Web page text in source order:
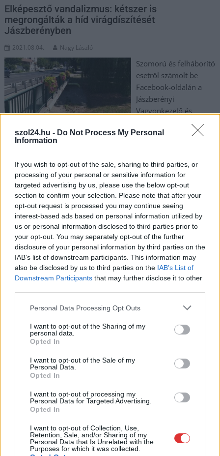
szol24.hu - Do Not Process My Personal
Information
If you wish to opt-out of the sale, sharing to third parties, or
processing of your personal or sensitive information for
targeted advertising by us, please use the below opt-out
section to confirm your selection. Please note that after your
opt-out request is processed you may continue seeing
interest-based ads based on personal information utilized by
us or personal information disclosed to third parties prior to
your opt-out. You may separately opt-out of the further
disclosure of your personal information by third parties on the
IAB’s list of downstream participants. This information may
also be disclosed by us to third parties on the IAB’s List of
Downstream Participants that may further disclose it to other
Please note that this website/app uses one or more Google
not limited to your visit or usage behaviour. You may click to
grant or deny consent to Google and its third-party tags to
use your data for below specified purposes in below Google
consent section.
Personal Data Processing Opt Outs
I want to opt-out of the Sharing of my
personal data.
Opted In
I want to opt-out of the Sale of my
Personal Data.
Opted In
I want to opt-out of processing my
Personal Data for Targeted Advertising.
Opted In
I want to opt-out of Collection, Use,
Retention, Sale, and/or Sharing of my
Personal Data that Is Unrelated with the
Purposes for which it was collected.
Elképesztő vandalizmus: kétszer is
megrongálták a híd virágdíszítését
Jászberényben
2021.08.04. Nagy László
Szomorú és felháborító
esetről számolt be
Facebook-oldalán a
Jászberényi
Vagyonkezelő és
Városüzemeltető
Nonprofit Zrt.. Nemrég
amelyekbe szépséges virágkompozíciót ültettek. Csakhogy
múlt héten egyik napra virradóra vandálok kitépték a jobb
oldali korláton a növényeket, mely tettükkel több mint
százezer forintos kárt okoztak a városnak. Mint írják: az
anyagiakon túl megkárosítottak minden városunkban élőt és
idelátogatót, hiszen egy esztétikai értékkel lett szegényebb
Jászberény. Ám mindez még nem volt elég. Egy nappal később
a kertészek pótolták a balkonnövényeket a JVV Nonprofit Zrt.
JNSZ megyei hírek Jászberény, rongálás,vandalizmus